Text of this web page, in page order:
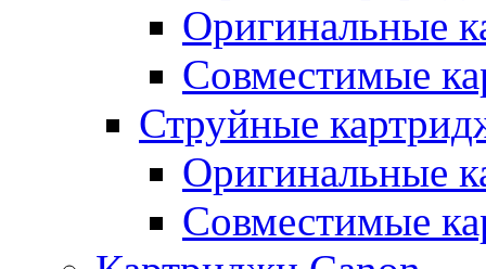
Оригинальные
Совместимые
Струйные
Оригинальные
Совместимые